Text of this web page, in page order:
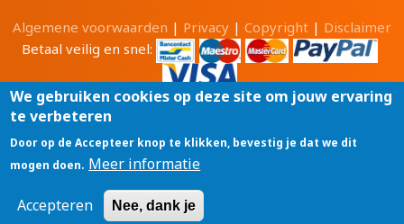
Algemene voorwaarden | Privacy | Copyright | Disclaimer
Betaal veilig en snel:
Alle prijzen zijn in Euro en inclusief 21% BTW.
Luchtwinkel.be® is een merk van
We gebruiken cookies op deze site om jouw ervaring
te verbeteren
Door op de Accepteer knop te klikken, bevestig je dat we dit
mogen doen. Meer informatie
Accepteren Nee, dank je